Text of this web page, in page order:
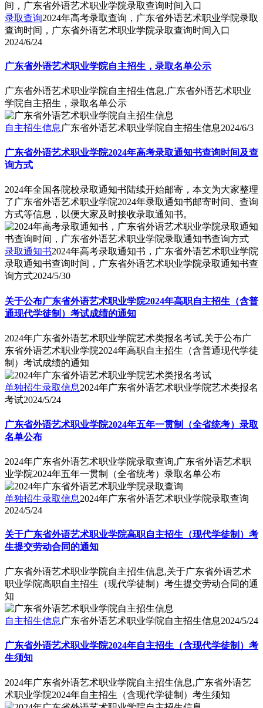
录取查询2024年高考录取查询，广东省外语艺术职业学院录取
查询时间，广东省外语艺术职业学院录取查询时间入口
2024/6/24
广东省外语艺术职业学院自主招生，录取名单公示
广东省外语艺术职业学院自主招生信息,广东省外语艺术职业
学院自主招生，录取名单公示
自主招生信息 广东省外语艺术职业学院自主招生信息2024/6/3
广东省外语艺术职业学院2024年高考录取通知书查询时间及查
询方式
2024年全国各院校录取通知书陆续开始邮寄，本文为大家整理
了广东省外语艺术职业学院2024年录取通知书邮寄时间、查询
方式等信息，以便大家及时接收录取通知书。
录取通知书2024年高考录取通知书，广东省外语艺术职业学院
录取通知书查询时间，广东省外语艺术职业学院录取通知书查
询方式2024/5/30
关于公布广东省外语艺术职业学院2024年高职自主招生（含普
通现代学徒制）考试成绩的通知
2024年广东省外语艺术职业学院艺术类报名考试,关于公布广
东省外语艺术职业学院2024年高职自主招生（含普通现代学徒
制）考试成绩的通知
单独招生录取信息2024年广东省外语艺术职业学院艺术类报名
考试2024/5/24
广东省外语艺术职业学院2024年五年一贯制（全省统考）录取
名单公布
2024年广东省外语艺术职业学院录取查询,广东省外语艺术职
业学院2024年五年一贯制（全省统考）录取名单公布
单独招生录取信息2024年广东省外语艺术职业学院录取查询
2024/5/24
关于广东省外语艺术职业学院高职自主招生（现代学徒制）考
生提交劳动合同的通知
广东省外语艺术职业学院自主招生信息,关于广东省外语艺术
职业学院高职自主招生（现代学徒制）考生提交劳动合同的通
知
自主招生信息 广东省外语艺术职业学院自主招生信息2024/5/24
广东省外语艺术职业学院2024年自主招生（含现代学徒制）考
生须知
2024年广东省外语艺术职业学院自主招生信息,广东省外语艺
术职业学院2024年自主招生（含现代学徒制）考生须知